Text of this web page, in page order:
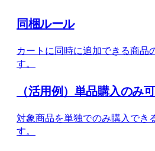
同梱ルール
カートに同時に追加できる商品
す。
（活用例）単品購入のみ
対象商品を単独でのみ購入でき
す。